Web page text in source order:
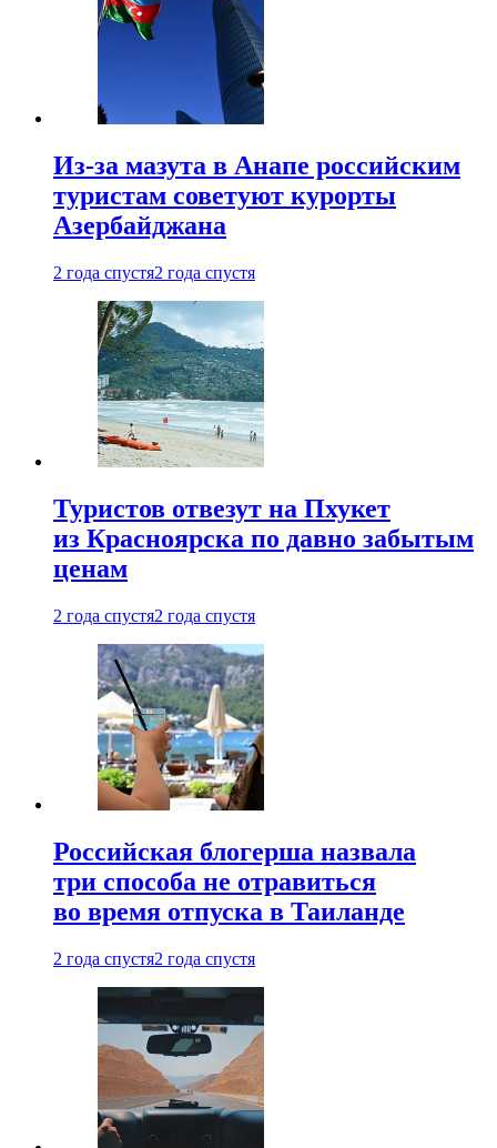
Из-за мазута в Анапе российским
туристам советуют курорты
Азербайджана
2 года спустя2 года спустя
Туристов отвезут на Пхукет
из Красноярска по давно забытым
ценам
2 года спустя2 года спустя
Российская блогерша назвала
три способа не отравиться
во время отпуска в Таиланде
2 года спустя2 года спустя